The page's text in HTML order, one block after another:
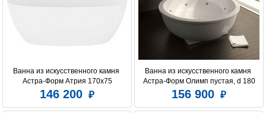
Ванна из искусственного камня
Астра-Форм Атрия 170х75
146 200
Ванна из искусственного камня
Астра-Форм Олимп пустая, d 180
156 900